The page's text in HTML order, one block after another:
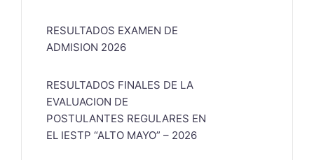
RESULTADOS EXAMEN DE
ADMISION 2026
RESULTADOS FINALES DE LA
EVALUACION DE
POSTULANTES REGULARES EN
EL IESTP “ALTO MAYO” – 2026